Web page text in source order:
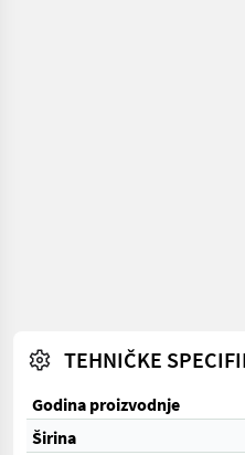
TEHNIČKE
Godina proizvodnje
Širina